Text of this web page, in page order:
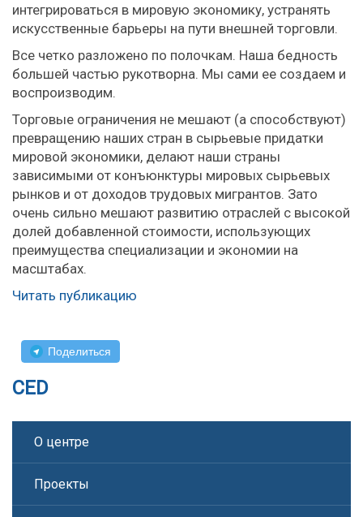
интегрироваться в мировую экономику, устранять
искусственные барьеры на пути внешней торговли.
Все четко разложено по полочкам. Наша бедность
большей частью рукотворна. Мы сами ее создаем и
воспроизводим.
Торговые ограничения не мешают (а способствуют)
превращению наших стран в сырьевые придатки
мировой экономики, делают наши страны
зависимыми от конъюнктуры мировых сырьевых
рынков и от доходов трудовых мигрантов. Зато
очень сильно мешают развитию отраслей с высокой
долей добавленной стоимости, использующих
преимущества специализации и экономии на
масштабах.
Читать публикацию
Поделиться
CED
О центре
Проекты